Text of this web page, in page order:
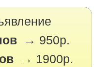
→ 950р.
→ 1900р.